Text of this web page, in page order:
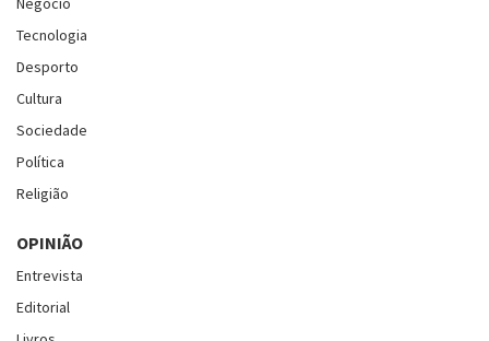
Tecnologia
Desporto
Cultura
Sociedade
Política
Religião
OPINIÃO
Entrevista
Editorial